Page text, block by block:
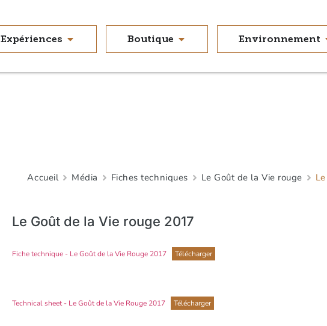
Expériences Boutique Environnement
Accueil Média Fiches techniques Le Goût de la Vie rouge
Le Goût de la Vie rouge 2017
Fiche technique - Le Goût de la Vie Rouge 2017 Télécharger
Technical sheet - Le Goût de la Vie Rouge 2017 Télécharger